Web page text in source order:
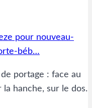
pour nouveau-
béb…
portage : face au
hanche, sur le dos.